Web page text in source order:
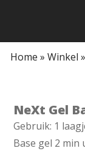
Home » Winkel »
NeXt Gel
Gebruik: 1
Base gel 2 min